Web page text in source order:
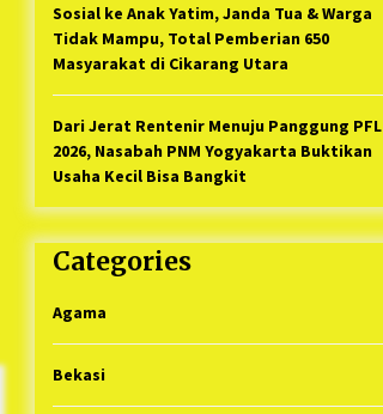
Sosial ke Anak Yatim, Janda Tua & Warga
Tidak Mampu, Total Pemberian 650
Masyarakat di Cikarang Utara
Dari Jerat Rentenir Menuju Panggung PFL
2026, Nasabah PNM Yogyakarta Buktikan
Usaha Kecil Bisa Bangkit
Categories
Agama
Bekasi